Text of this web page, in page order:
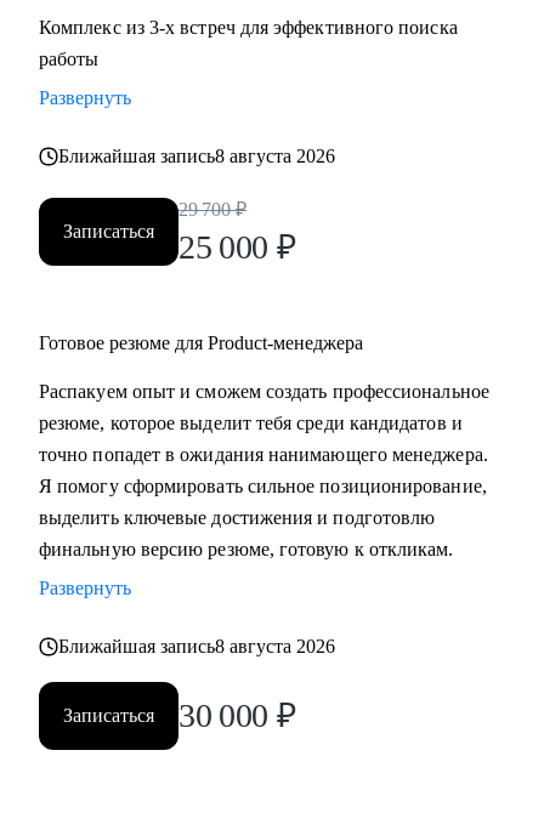
Комплекс из 3-х встреч для эффективного поиска
работы
Развернуть
Ближайшая запись8 августа 2026
Записаться
29 700 ₽
25 000 ₽
Готовое резюме для Product-менеджера
Распакуем опыт и сможем создать профессиональное
резюме, которое выделит тебя среди кандидатов и
точно попадет в ожидания нанимающего менеджера.
Я помогу сформировать сильное позиционирование,
выделить ключевые достижения и подготовлю
финальную версию резюме, готовую к откликам.
Развернуть
Ближайшая запись8 августа 2026
Записаться 30 000 ₽